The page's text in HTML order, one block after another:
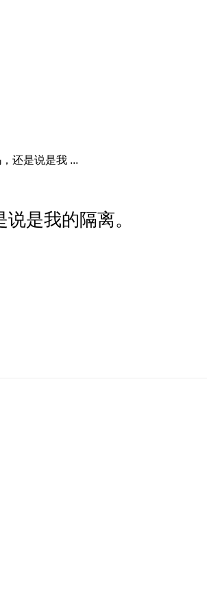
还是说是我 ...
是我的隔离。